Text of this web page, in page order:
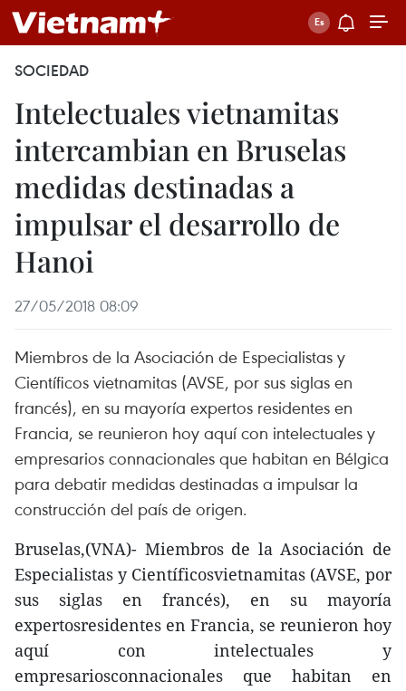
SOCIEDAD
Intelectuales vietnamitas
intercambian en Bruselas
medidas destinadas a
impulsar el desarrollo de
Hanoi
27/05/2018 08:09
Miembros de la Asociación de Especialistas y
Científicos vietnamitas (AVSE, por sus siglas en
francés), en su mayoría expertos residentes en
Francia, se reunieron hoy aquí con intelectuales y
empresarios connacionales que habitan en Bélgica
para debatir medidas destinadas a impulsar la
construcción del país de origen.
Bruselas,(VNA)- Miembros de la Asociación de
Especialistas y Científicosvietnamitas (AVSE, por
sus siglas en francés), en su mayoría
expertosresidentes en Francia, se reunieron hoy
aquí con intelectuales y
empresariosconnacionales que habitan en